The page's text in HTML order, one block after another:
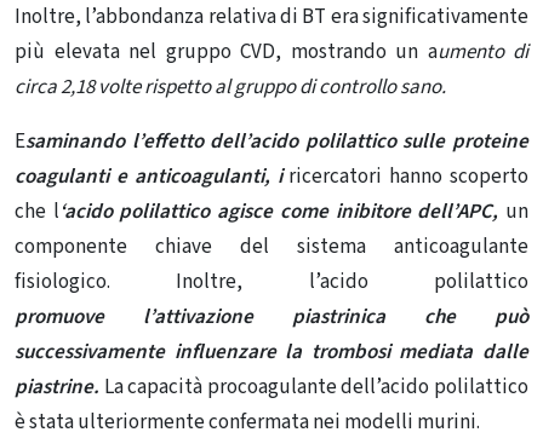
Inoltre, l’abbondanza relativa di BT era significativamente
più elevata nel gruppo CVD, mostrando un aumento di
circa 2,18 volte rispetto al gruppo di controllo sano.
Esaminando l’effetto dell’acido polilattico sulle proteine
coagulanti e anticoagulanti, iricercatori hanno scoperto
che l‘acido polilattico agisce come inibitore dell’APC, un
componente chiave del sistema anticoagulante
fisiologico. Inoltre, l’acido polilattico
promuove l’attivazione piastrinica che può
successivamente influenzare la trombosi mediata dalle
piastrine. La capacità procoagulante dell’acido polilattico
è stata ulteriormente confermata nei modelli murini.